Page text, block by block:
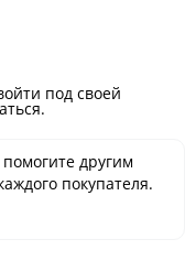
под своей
другим
покупателя.